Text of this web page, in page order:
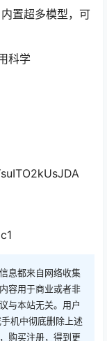
置超多模型，可
科学
息都来自网络收集
容用于商业或者非
与本站无关。用户
机中彻底删除上述
购买注册，得到更